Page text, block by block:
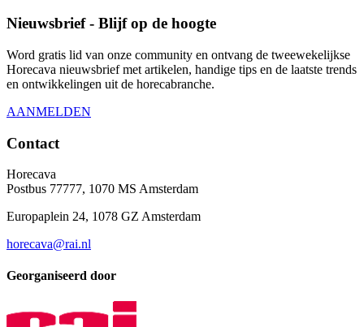
Nieuwsbrief - Blijf op de hoogte
Word gratis lid van onze community en ontvang de tweewekelijkse
Horecava nieuwsbrief met artikelen, handige tips en de laatste trends
en ontwikkelingen uit de horecabranche.
AANMELDEN
Contact
Horecava
Postbus 77777, 1070 MS Amsterdam
Europaplein 24, 1078 GZ Amsterdam
horecava@rai.nl
Georganiseerd door